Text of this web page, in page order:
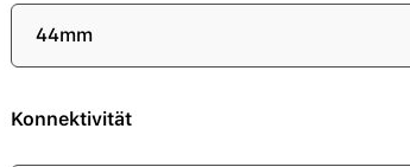
44mm
Konnektivität